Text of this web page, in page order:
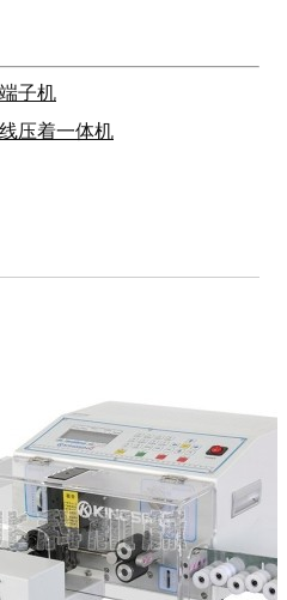
子机
压着一体机